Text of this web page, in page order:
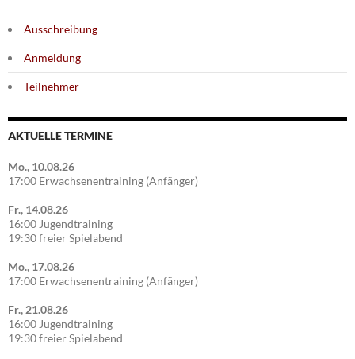
Ausschreibung
Anmeldung
Teilnehmer
AKTUELLE TERMINE
Mo., 10.08.26
17:00 Erwachsenentraining (Anfänger)
Fr., 14.08.26
16:00 Jugendtraining
19:30 freier Spielabend
Mo., 17.08.26
17:00 Erwachsenentraining (Anfänger)
Fr., 21.08.26
16:00 Jugendtraining
19:30 freier Spielabend